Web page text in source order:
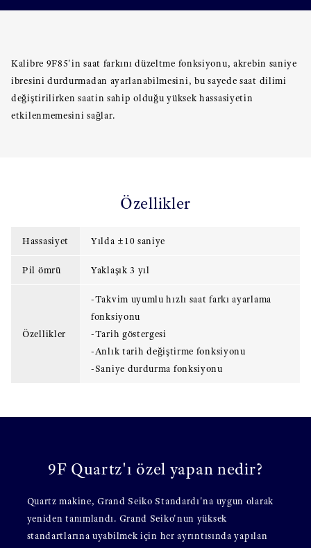
Kalibre 9F85'in saat farkını düzeltme fonksiyonu, akrebin saniye
ibresini durdurmadan ayarlanabilmesini, bu sayede saat dilimi
değiştirilirken saatin sahip olduğu yüksek hassasiyetin
etkilenmemesini sağlar.
Özellikler
Hassasiyet Yılda ±10 saniye
Pil ömrü Yaklaşık 3 yıl
Özellikler
-Takvim uyumlu hızlı saat farkı ayarlama
fonksiyonu
-Tarih göstergesi
-Anlık tarih değiştirme fonksiyonu
-Saniye durdurma fonksiyonu
9F Quartz'ı özel yapan nedir?
Quartz makine, Grand Seiko Standardı'na uygun olarak
yeniden tanımlandı. Grand Seiko'nun yüksek
standartlarına uyabilmek için her ayrıntısında yapılan